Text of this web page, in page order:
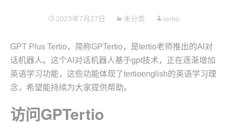
2023年7月27日 未分类 tertio
GPT Plus Tertio，简称GPTertio，是tertio老师推出的AI对
话机器人。这个AI对话机器人基于gpt技术，正在逐渐增加
英语学习功能，这些功能体现了tertioenglish的英语学习理
念，希望能持续为大家提供帮助。
访问GPTertio